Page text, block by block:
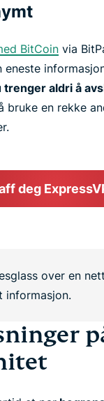
BitCoin via
eneste
trenger aldri å
bruke en rekke
deg